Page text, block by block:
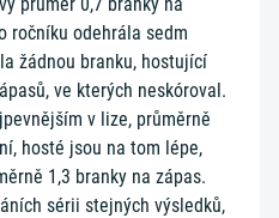
ročníku odehrála sedm
žádnou branku, hostující
ve kterých neskóroval.
v lize, průměrně
hosté jsou na tom lépe,
1,3 branky na zápas.
sérii stejných výsledků,